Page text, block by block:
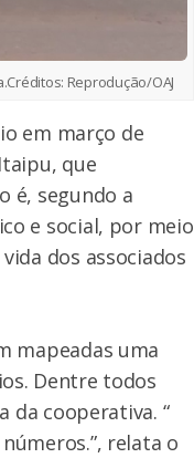
Créditos: Reprodução/OAJ
em março de
que
é, segundo a
e social, por meio
dos associados
mapeadas uma
Dentre todos
da cooperativa. “
relata o